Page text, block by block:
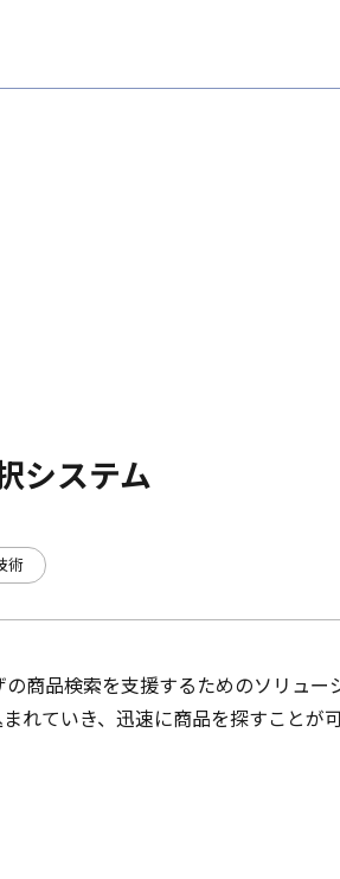
システム
術
商品検索を支援するためのソリュ
れていき、迅速に商品を探すことが可